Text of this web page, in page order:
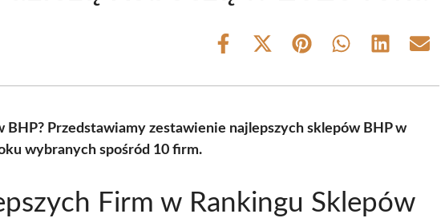
Share
Share
(Twitter)
Share Share Share Share
BHP? Przedstawiamy zestawienie najlepszych sklepów BHP w
wybranych spośród 10 firm.
Firm w Rankingu Sklepów